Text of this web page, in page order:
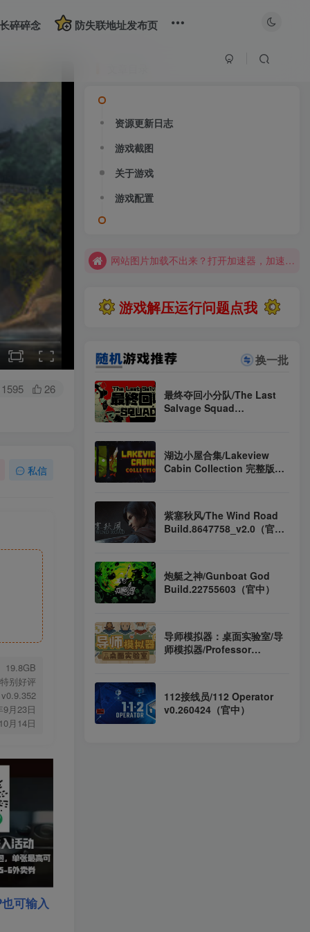
碎碎念 防失联地址发布页
1595 26
私信
19.8GB
特别好评
v0.9.352
9月23日
月14日
可输入
资源更新日志
游戏截图
关于游戏
游戏配置
大部分游戏解压安装问题可通过网站首页运行教程排查解决
求游戏、游戏补档、资源反馈请去网站首页更新征集留言，其他界面响应不及时
全站资源解压密码：sygu.cc
游戏解压运行问题点我
换一批
最终夺回小分队/The Last
Salvage Squad
湖边小屋合集/Lakeview
Cabin Collection 完整版
紫塞秋风/The Wind Road
Build.8647758_v2.0（官
炮艇之神/Gunboat God
Build.22755603（官中）
导师模拟器：桌面实验室/导
师模拟器/Professor
112接线员/112 Operator
v0.260424（官中）